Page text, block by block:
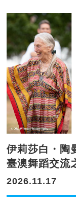
伊莉莎白・
臺澳舞蹈交流
2026.11.17